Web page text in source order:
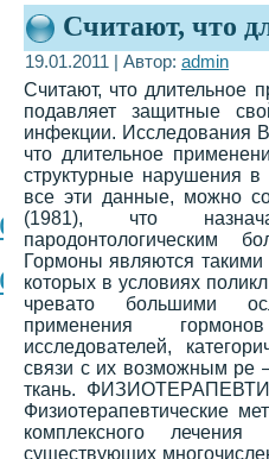
Считают, что
19.01.2011 | Автор: admin
Считают, что длительное
подавляет защитные
инфекции. Исследования
что длительное
структурные нарушения
все эти данные, можно
(1981), что
пародонтологическим
Гормоны являются
которых в условиях
чревато большими
применения
исследователей,
связи с их возможным ре
ткань.
Физиотерапевтические
комплексного лечения
существующих